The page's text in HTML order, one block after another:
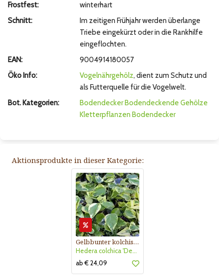
Frostfest:
winterhart
Schnitt:
Im zeitigen Frühjahr werden überlange
Triebe eingekürzt oder in die Rankhilfe
eingeflochten.
EAN:
9004914180057
Öko Info:
Vogelnährgehölz, dient zum Schutz und
als Futterquelle für die Vogelwelt.
Bot. Kategorien:
BodendeckerBodendeckende Gehölze
Kletterpflanzen Bodendecker
Aktionsprodukte in dieser Kategorie:
Gelbbunter kolchischer Efeu
Hedera colchica 'Dentata Variegata'
ab € 24,09